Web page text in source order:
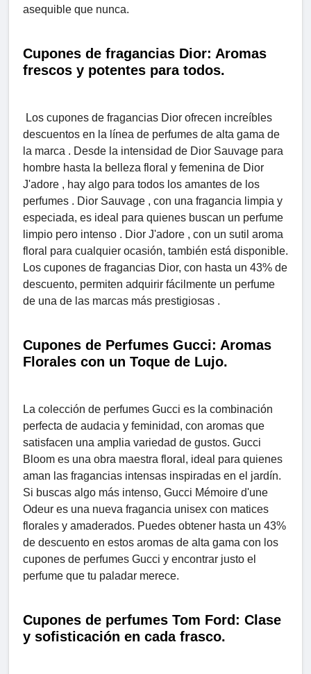
asequible que nunca.
Cupones de fragancias Dior: Aromas
frescos y potentes para todos.
Los cupones de fragancias Dior ofrecen increíbles
descuentos en la línea de perfumes de alta gama de
la marca . Desde la intensidad de Dior Sauvage para
hombre hasta la belleza floral y femenina de Dior
J'adore , hay algo para todos los amantes de los
perfumes . Dior Sauvage , con una fragancia limpia y
especiada, es ideal para quienes buscan un perfume
limpio pero intenso . Dior J'adore , con un sutil aroma
floral para cualquier ocasión, también está disponible.
Los cupones de fragancias Dior, con hasta un 43% de
descuento, permiten adquirir fácilmente un perfume
de una de las marcas más prestigiosas .
Cupones de Perfumes Gucci: Aromas
Florales con un Toque de Lujo.
La colección de perfumes Gucci es la combinación
perfecta de audacia y feminidad, con aromas que
satisfacen una amplia variedad de gustos. Gucci
Bloom es una obra maestra floral, ideal para quienes
aman las fragancias intensas inspiradas en el jardín.
Si buscas algo más intenso, Gucci Mémoire d'une
Odeur es una nueva fragancia unisex con matices
florales y amaderados. Puedes obtener hasta un 43%
de descuento en estos aromas de alta gama con los
cupones de perfumes Gucci y encontrar justo el
perfume que tu paladar merece.
Cupones de perfumes Tom Ford: Clase
y sofisticación en cada frasco.